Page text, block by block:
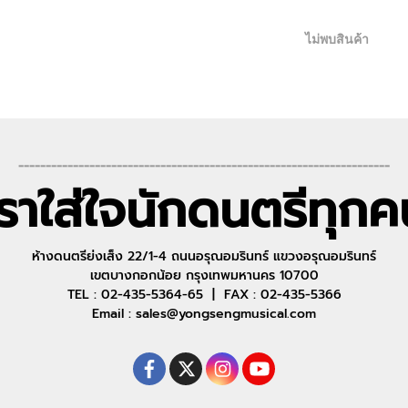
ไม่พบสินค้า
--------------------------------------------------------------------
าใส่ใจนักดนตรีทุก
ห้างดนตรีย่งเส็ง 22/1-4 ถนนอรุณอมรินทร์ แขวงอรุณอมรินทร์
เขตบางกอกน้อย กรุงเทพมหานคร 10700
TEL : 02-435-5364-65 | FAX : 02-435-5366
Email : sales@yongsengmusical.com